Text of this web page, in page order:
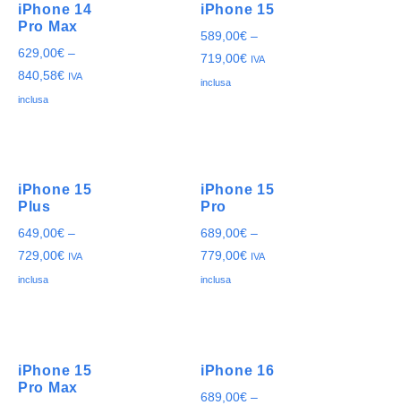
iPhone 14
Pro Max
629,00€ –
840,58€ IVA
inclusa
iPhone 15
589,00€ –
719,00€ IVA
inclusa
iPhone 15
Plus
649,00€ –
729,00€ IVA
inclusa
iPhone 15
Pro
689,00€ –
779,00€ IVA
inclusa
iPhone 15
Pro Max
iPhone 16
689,00€ –